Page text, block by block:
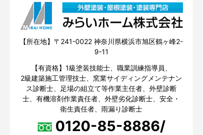
【所在地】〒241-0022 神奈川県横浜市旭区鶴ヶ峰2-
9-11
【有資格】1級塗装技能士、職業訓練指導員、
2級建築施工管理技士、窯業サイディングメンテナン
ス診断士、足場の組立て等作業主任者、外壁診断
士、有機溶剤作業責任者、外壁劣化診断士、安全・
衛生責任者、雨漏り診断士
0120-85-8886/